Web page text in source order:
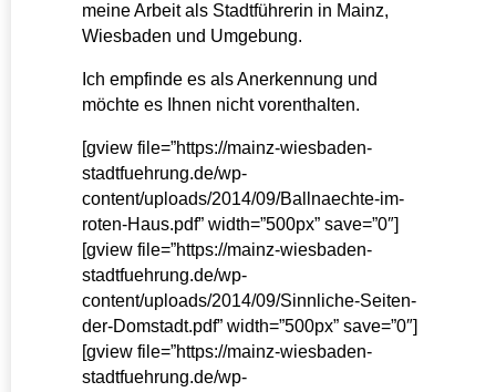
meine Arbeit als Stadtführerin in Mainz,
Wiesbaden und Umgebung.
Ich empfinde es als Anerkennung und
möchte es Ihnen nicht vorenthalten.
[gview file=”https://mainz-wiesbaden-
stadtfuehrung.de/wp-
content/uploads/2014/09/Ballnaechte-im-
roten-Haus.pdf” width=”500px” save=”0″]
[gview file=”https://mainz-wiesbaden-
stadtfuehrung.de/wp-
content/uploads/2014/09/Sinnliche-Seiten-
der-Domstadt.pdf” width=”500px” save=”0″]
[gview file=”https://mainz-wiesbaden-
stadtfuehrung.de/wp-